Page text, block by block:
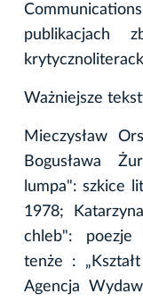
publikacjach
Ważniejsze
Mieczysław
Bogusława
lumpa": szkice
1978;
chleb": poezje
tenże :
Agencja